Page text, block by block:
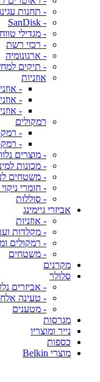
- תחנות
- SanDisk
- מגדילי טווח
- רכזי רשת
- ארגונומיה
- תיקים
אוזניות
-
-
-
רמקולים
-
-
- מוצרים
- מכונות
- משטחים
- חומרי
- סוללות
אביזרי גיימינג
- אוזניות
- מקלדות
- רמקולים
- משטחים
מקרנים
סלולר
- אביזרים
- טעינה
- מטענים
מגרסות
נייר ומוצריו
כספות
מוצרי Belkin